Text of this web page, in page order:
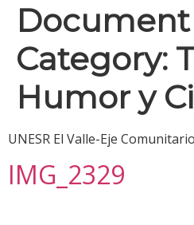
Document
Category:
Humor y
UNESR El Valle-Eje Comunitario
IMG_2329